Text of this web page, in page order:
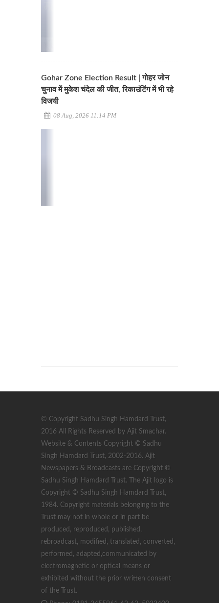
Gohar Zone Election Result | गोहर जोन
चुनाव में मुकेश चंदेल की जीत, रिकाउंटिंग में भी रहे
विजयी
08 Aug, 2026 11:14 PM
© Copyright Sadhu Singh Hamdard Trust,
2016 All Rights Reserved by Ajit Smachar.
Website & Contents Copyright © Sadhu
Singh Hamdard Trust, 2002-2016. Ajit
Newspapers & Broadcasts are Copyright ©
Sadhu Singh Hamdard Trust. The Ajit logo is
Copyright © Sadhu Singh Hamdard Trust,
1984. Copyright materials belonging to the
Trust may not in whole or in part be
produced, reproduced, published,
rebroadcast, modified, translated, converted,
performed, adapted,communicated by
electromagnetic or optical means or
exhibited without the prior written consent
of the Trust.